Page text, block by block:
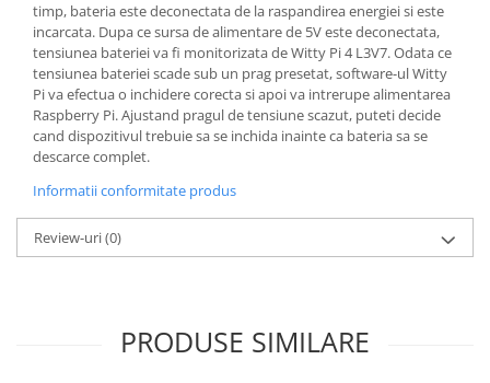
STEM Education
Ugears
Kit Fun
Kit Roboti
Cadouri
Puzzle mecanic Ugears
Organizator de chei Wunderkey
Constructor foto Mozabrick &
Jocuri de societate
timp, bateria este deconectata de la raspandirea energiei si este
incarcata. Dupa ce sursa de alimentare de 5V este deconectata,
tensiunea bateriei va fi monitorizata de Witty Pi 4 L3V7. Odata ce
tensiunea bateriei scade sub un prag presetat, software-ul Witty
Pi va efectua o inchidere corecta si apoi va intrerupe alimentarea
Raspberry Pi. Ajustand pragul de tensiune scazut, puteti decide
cand dispozitivul trebuie sa se inchida inainte ca bateria sa se
descarce complet.
Informatii conformitate produs
Review-uri(0)
PRODUSE SIMILARE